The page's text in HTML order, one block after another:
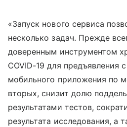
«Запуск нового сервиса
несколько задач. Прежде
доверенным инструментом
COVID-19 для предъявления
мобильного приложения по
вторых, снизит долю
результатами тестов,
результата исследования, а